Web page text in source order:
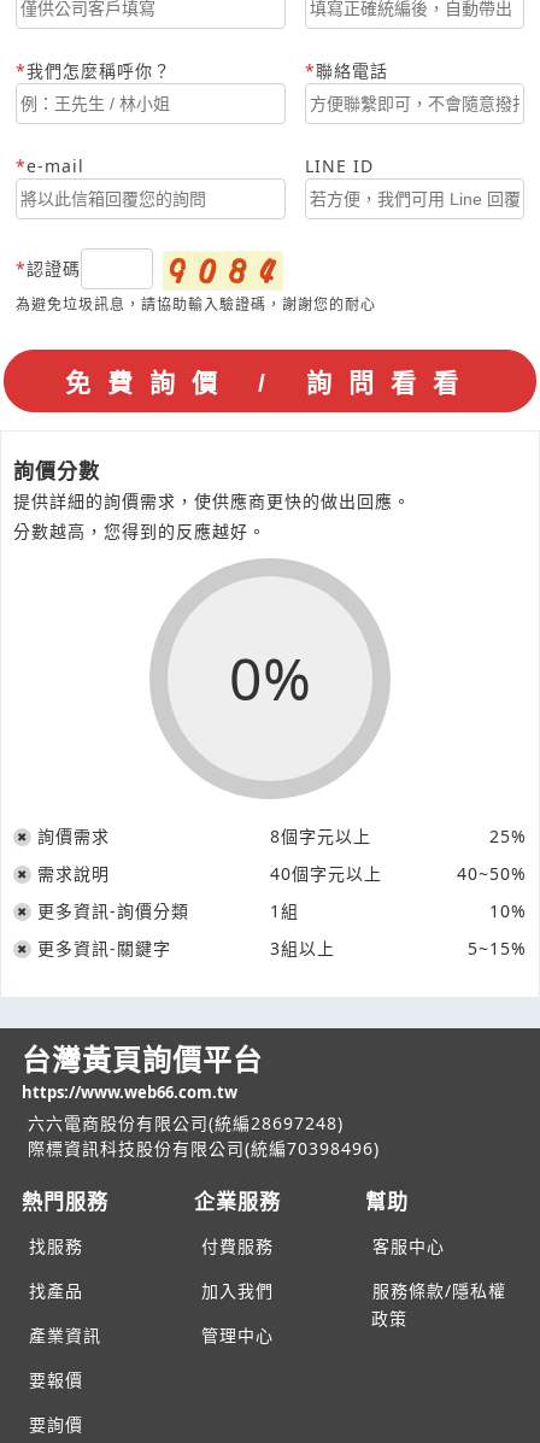
我們怎麼稱呼你？ 聯絡電話
e-mail LINE ID
認證碼
為避免垃圾訊息，請協助輸入驗證碼，謝謝您的耐心
詢價分數
提供詳細的詢價需求，使供應商更快的做出回應。
分數越高，您得到的反應越好。
0%
詢價需求 8個字元以上
25%
需求說明
40個字元以上
40~50%
更多資訊-詢價分類
1組
10%
更多資訊-關鍵字
3組以上 5~15%
台灣黃頁詢價平台
https://www.web66.com.tw
六六電商股份有限公司(統編28697248)
際標資訊科技股份有限公司(統編70398496)
熱門服務
找服務
找產品
產業資訊
要報價
要詢價
企業服務
付費服務
加入我們
管理中心
幫助
客服中心
服務條款/隱私權
政策